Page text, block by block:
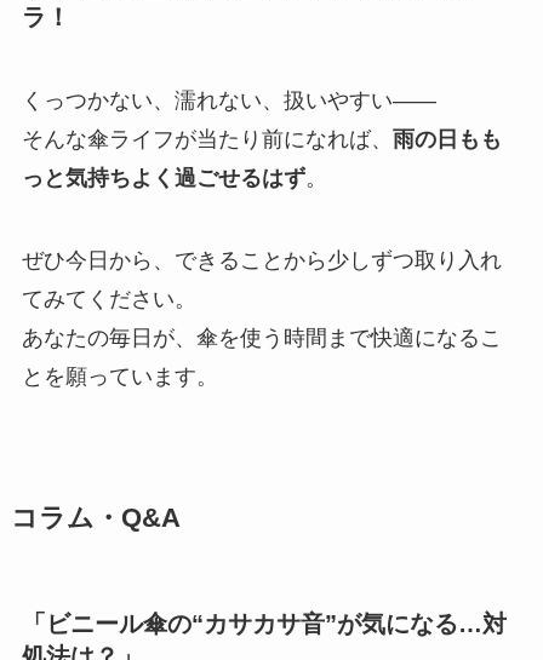
ラ！
くっつかない、濡れない、扱いやすい——
そんな傘ライフが当たり前になれば、 雨の日もも
っと気持ちよく過ごせるはず。
ぜひ今日から、できることから少しずつ取り入れ
てみてください。
あなたの毎日が、傘を使う時間まで快適になるこ
とを願っています。
コラム・Q&A
「ビニール傘の“カサカサ音”が気になる…対